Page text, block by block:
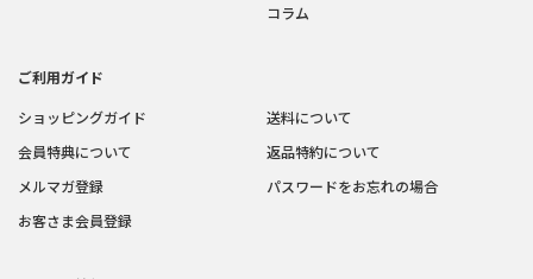
コラム
ご利用ガイド
ショッピングガイド
会員特典について
メルマガ登録
お客さま会員登録
送料について
返品特約について
パスワードをお忘れの場合